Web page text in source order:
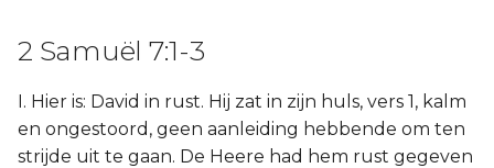
2 Samuël 7:1-3
I. Hier is: David in rust. Hij zat in zijn huls, vers 1, kalm
en ongestoord, geen aanleiding hebbende om ten
strijde uit te gaan. De Heere had hem rust gegeven